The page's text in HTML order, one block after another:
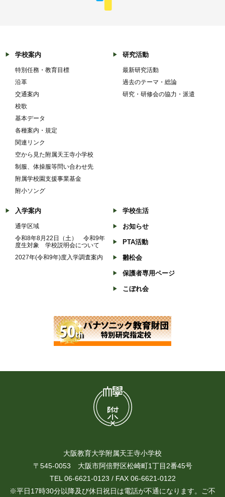
学校案内
特別任務・教育目標
沿革
交通案内
校歌
基本データ
各種案内・規定
関連リンク
空から見た附属天王寺小学校
制服、体操服等問い合わせ先
附属学校園支援事業基金
附小ソング
研究活動
最新研究活動
過去のテーマ・総論
研究・研修会の協力・派遣
入学案内
通学区域
令和8年8月22日（土） 令和9年
度生対象 学校説明会について
2027年(令和9年)度入学調査案内
学校生活
お知らせ
PTA活動
雛松会
保護者専用ページ
こぼれ会
大阪教育大学附属天王寺小学校
〒545-0053 大阪市阿倍野区松崎町1丁目2番45号
TEL 06-6621-0123 / FAX 06-6621-0122
※平日17時30分以降及び休日祝日は電話が不通になります。ご不